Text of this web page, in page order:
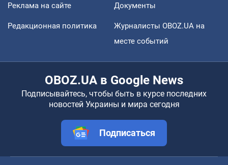
Реклама на сайте Документы
Редакционная политика
Журналисты OBOZ.UA на
месте событий
OBOZ.UA в Google News
Подписывайтесь, чтобы быть в курсе последних
новостей Украины и мира сегодня
Подписаться